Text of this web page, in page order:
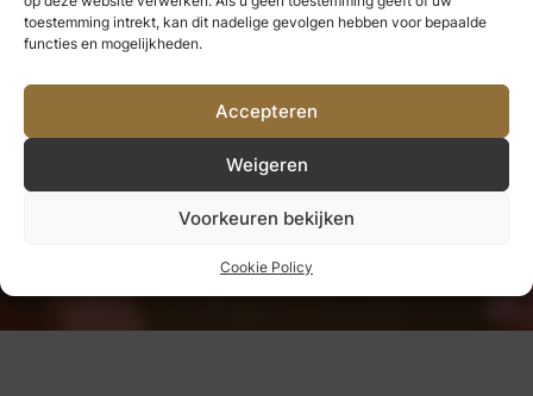
toestemming intrekt, kan dit nadelige gevolgen hebben voor bepaalde
functies en mogelijkheden.
Accepteren
Weigeren
Voorkeuren bekijken
Cookie Policy
we nooit verliezen.Alles wat we
diep liefhebben, wordt een deel
van ons.
Helen Keller